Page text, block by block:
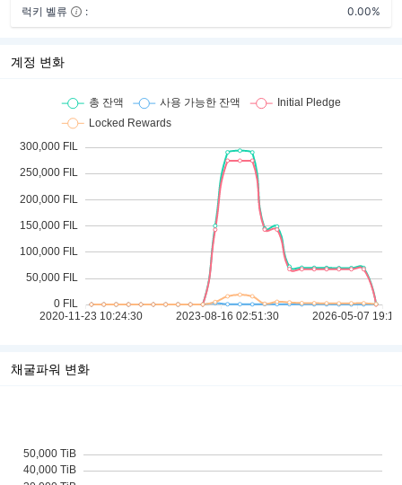
럭키 벨류
: 0.00%
계정 변화
채굴파워 변화